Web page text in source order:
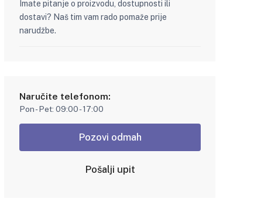
Imate pitanje o proizvodu, dostupnosti ili
dostavi? Naš tim vam rado pomaže prije
narudžbe.
Naručite telefonom:
Pon - Pet: 09:00 - 17:00
Pozovi odmah
Pošalji upit